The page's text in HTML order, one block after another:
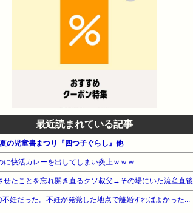
最近読まれている記事
の児童書まつり『四つ子ぐらし』他
に快活カレーを出してしまい炎上ｗｗｗ
妊だった。不妊が発覚した地点で離婚すればよかった...